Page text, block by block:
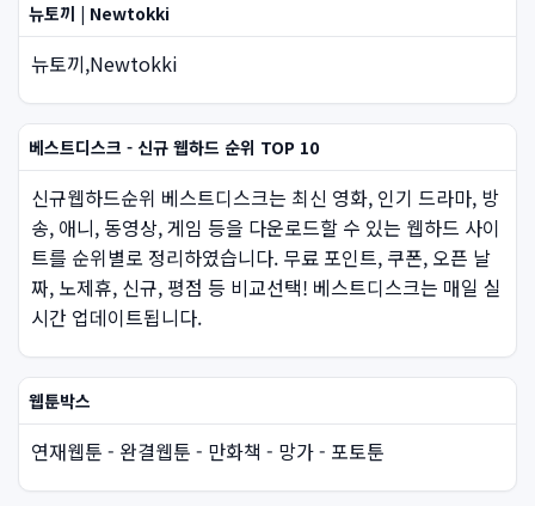
뉴토끼 | Newtokki
뉴토끼,Newtokki
베스트디스크 - 신규 웹하드 순위 TOP 10
신규웹하드순위 베스트디스크는 최신 영화, 인기 드라마, 방
송, 애니, 동영상, 게임 등을 다운로드할 수 있는 웹하드 사이
트를 순위별로 정리하였습니다. 무료 포인트, 쿠폰, 오픈 날
짜, 노제휴, 신규, 평점 등 비교선택! 베스트디스크는 매일 실
시간 업데이트됩니다.
웹툰박스
연재웹툰 - 완결웹툰 - 만화책 - 망가 - 포토툰